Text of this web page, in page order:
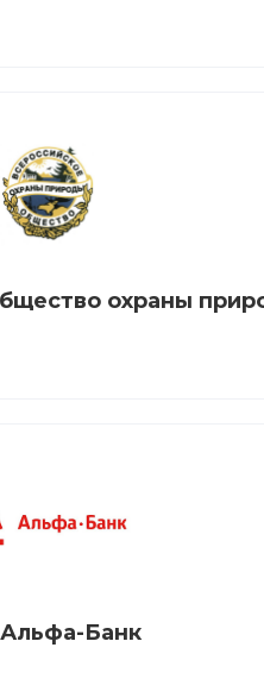
охраны
Банк